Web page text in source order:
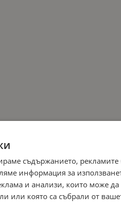
съдържанието, рекламите
информация за
и анализи, които може
или която са събрали от